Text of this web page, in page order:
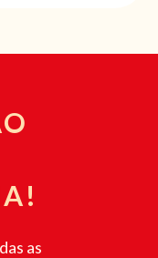
as